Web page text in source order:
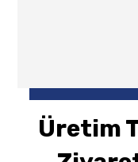
Üretim